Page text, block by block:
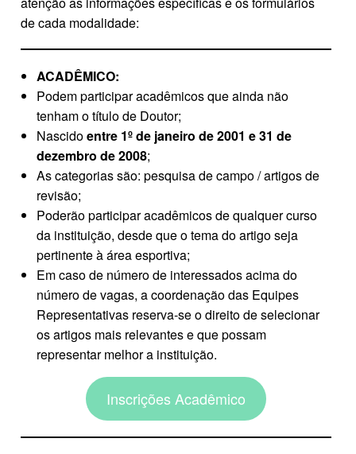
de cada modalidade:
ACADÊMICO:
Podem participar acadêmicos que ainda não
tenham o título de Doutor;
Nascidoentre 1º de janeiro de 2001 e 31 de
dezembro de 2008;
As categorias são: pesquisa de campo / artigos de
revisão;
Poderão participar acadêmicos de qualquer curso
da instituição, desde que o tema do artigo seja
pertinente à área esportiva;
Em caso de número de interessados acima do
número de vagas, a coordenação das Equipes
Representativas reserva-se o direito de selecionar
os artigos mais relevantes e que possam
representar melhor a instituição.
Inscrições Acadêmico